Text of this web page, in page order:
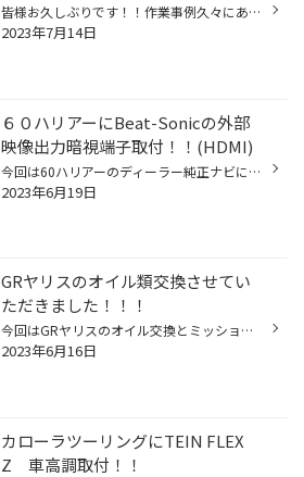
皆様お久しぶりです！！作業事例久々にあげたいと思います！！ (久々すぎる・・・) 今回はこちらのアトレーにマフラーの交換依頼です！！！ いきなりビフォーアフター！！笑 (はしょりすぎ(-_-;)) 音もスポーティーになっていい感じです！！ こもった感じではなく乾いた高音重視の音になりました！...
2023年7月14日
６０ハリアーにBeat-Sonicの外部
映像出力暗視端子取付！！(HDMI)
今回は60ハリアーのディーラー純正ナビにBeat-SonicのHDMI変換ケーブルの取り付けと センターコンソールにHDMI・USB端子の取り付けを行いました！！！(^_-)-☆ まずはセンターコンソールとナビをサラッとばらして・・・ センターコンソールはこんな感じで！！！ Before after！！！ 専用設計なのでし...
2023年6月19日
GRヤリスのオイル類交換させてい
ただきました！！！
今回はGRヤリスのオイル交換とミッションオイル交換、リアデフオイル交換を行いました(^_-)-☆ オイルはエコマックス5Wー30を！！ ミッションオイル、LSDオイルはクスコさんのオイルを使用させていただきました！！ まずはミッションオイルから！！ 新車から4000kmですが結構濁ってます。。。 慣らし...
2023年6月16日
カローラツーリングにTEIN FLEX
Z 車高調取付！！